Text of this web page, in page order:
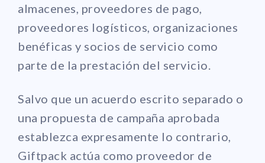
almacenes, proveedores de pago,
proveedores logísticos, organizaciones
benéficas y socios de servicio como
parte de la prestación del servicio.
Salvo que un acuerdo escrito separado o
una propuesta de campaña aprobada
establezca expresamente lo contrario,
Giftpack actúa como proveedor de